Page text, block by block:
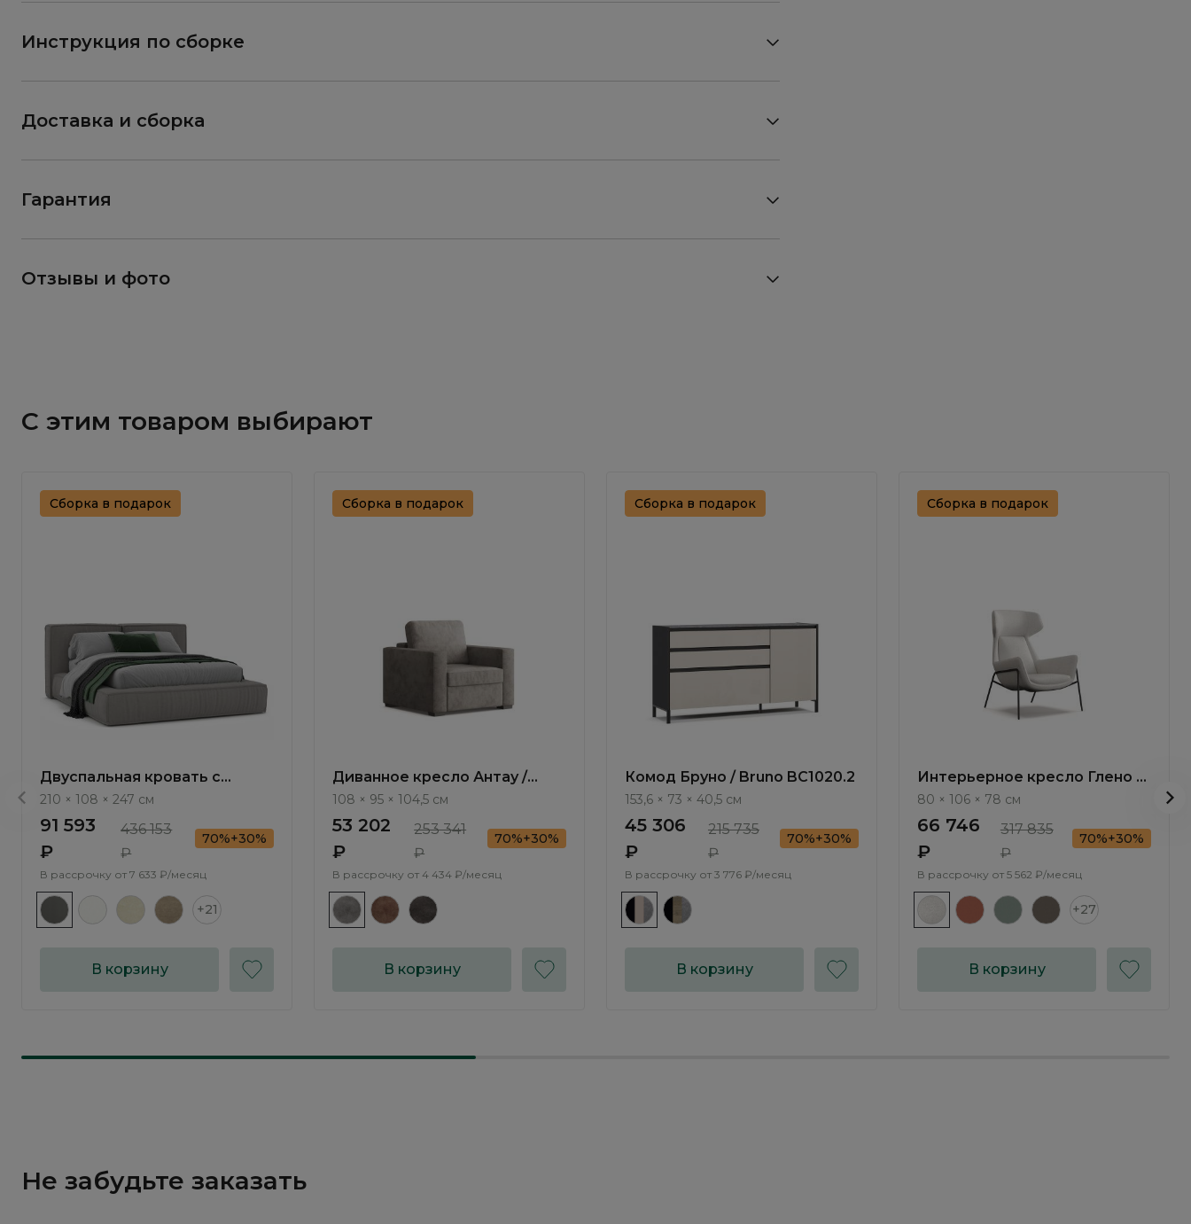
Инструкция по сборке
Доставка и сборка
Гарантия
Отзывы и фото
С этим товаром выбирают
Сборка в подарок
Двуспальная кровать с
подъемным механизмом Нью-
Йорк / New York NK263.24
210 × 108 × 247 см
91 593
₽
436 153
₽
70%+30%
В рассрочку от 7 633 ₽/месяц
+21
В корзину
Сборка в подарок
Диванное кресло Антау /
Antau ММ111.11
108 × 95 × 104,5 см
53 202
₽
253 341
₽
70%+30%
В рассрочку от 4 434 ₽/месяц
В корзину
Сборка в подарок
Комод Бруно / Bruno BC1020.2
153,6 × 73 × 40,5 см
45 306
₽
215 735
₽
70%+30%
В рассрочку от 3 776 ₽/месяц
В корзину
Сборка в подарок
Интерьерное кресло Глено /
Gleno ММ107.1
80 × 106 × 78 см
66 746
₽
317 835
₽
70%+30%
В рассрочку от 5 562 ₽/месяц
+27
В корзину
Не забудьте заказать